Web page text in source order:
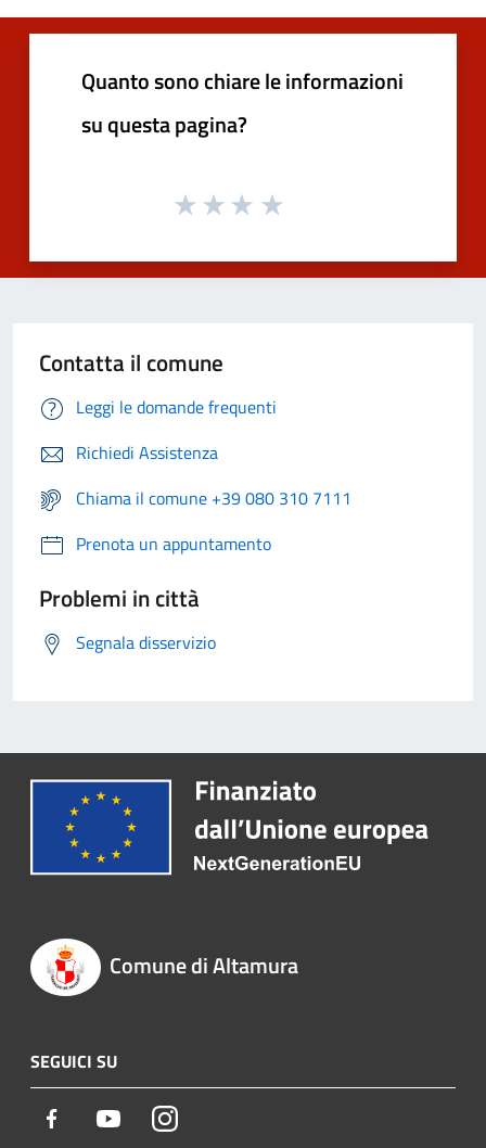
Quanto sono chiare le informazioni
su questa pagina?
Contatta il comune
Leggi le domande frequenti
Richiedi Assistenza
Chiama il comune +39 080 310 7111
Prenota un appuntamento
Problemi in città
Segnala disservizio
Comune di Altamura
SEGUICI SU
Facebook YoutubeInstagram